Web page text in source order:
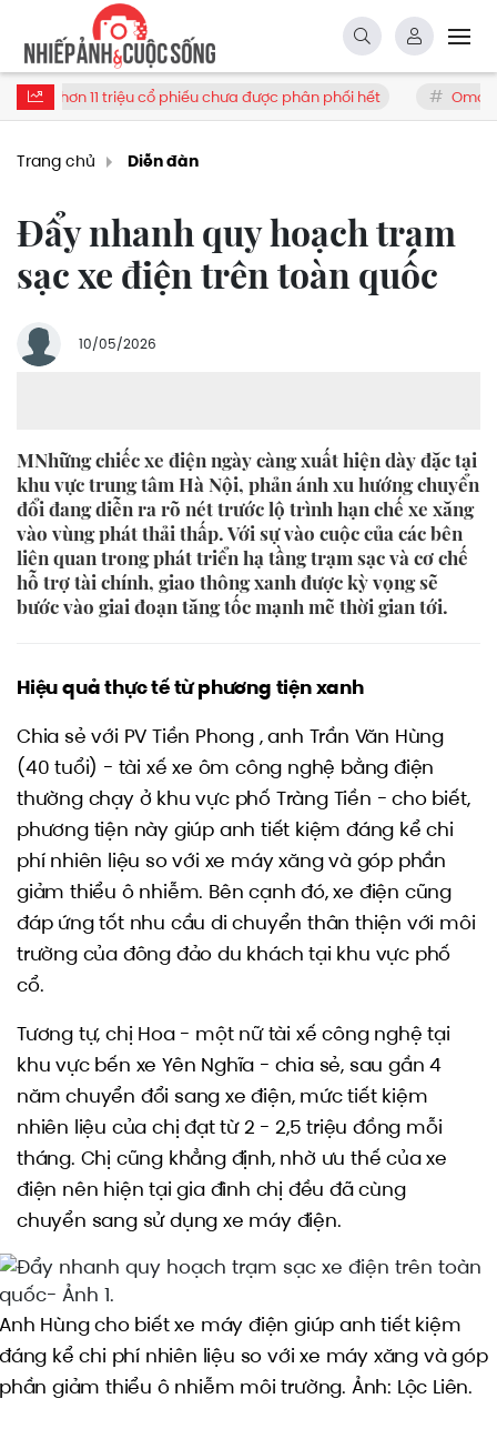
cổ phiếu chưa được phân phối hết Omoda & Jaecoo
Trang chủ Diễn đàn
Đẩy nhanh quy hoạch trạm
sạc xe điện trên toàn quốc
10/05/2026
MNhững chiếc xe điện ngày càng xuất hiện dày đặc tại
khu vực trung tâm Hà Nội, phản ánh xu hướng chuyển
đổi đang diễn ra rõ nét trước lộ trình hạn chế xe xăng
vào vùng phát thải thấp. Với sự vào cuộc của các bên
liên quan trong phát triển hạ tầng trạm sạc và cơ chế
hỗ trợ tài chính, giao thông xanh được kỳ vọng sẽ
bước vào giai đoạn tăng tốc mạnh mẽ thời gian tới.
Hiệu quả thực tế từ phương tiện xanh
Chia sẻ với PV Tiền Phong , anh Trần Văn Hùng
(40 tuổi) - tài xế xe ôm công nghệ bằng điện
thường chạy ở khu vực phố Tràng Tiền - cho biết,
phương tiện này giúp anh tiết kiệm đáng kể chi
phí nhiên liệu so với xe máy xăng và góp phần
giảm thiểu ô nhiễm. Bên cạnh đó, xe điện cũng
đáp ứng tốt nhu cầu di chuyển thân thiện với môi
trường của đông đảo du khách tại khu vực phố
cổ.
Tương tự, chị Hoa - một nữ tài xế công nghệ tại
khu vực bến xe Yên Nghĩa - chia sẻ, sau gần 4
năm chuyển đổi sang xe điện, mức tiết kiệm
nhiên liệu của chị đạt từ 2 - 2,5 triệu đồng mỗi
tháng. Chị cũng khẳng định, nhờ ưu thế của xe
điện nên hiện tại gia đình chị đều đã cùng
chuyển sang sử dụng xe máy điện.
Anh Hùng cho biết xe máy điện giúp anh tiết kiệm
đáng kể chi phí nhiên liệu so với xe máy xăng và góp
phần giảm thiểu ô nhiễm môi trường. Ảnh: Lộc Liên.